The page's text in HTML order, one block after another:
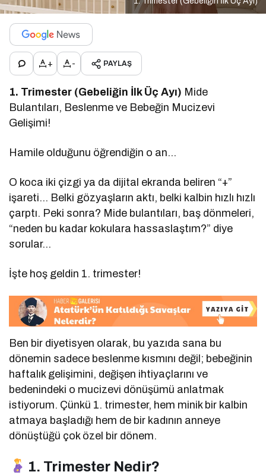
+ - PAYLAŞ
1. Trimester (Gebeliğin İlk Üç Ayı) Mide
Bulantıları, Beslenme ve Bebeğin Mucizevi
Gelişimi!
Hamile olduğunu öğrendiğin o an…
O koca iki çizgi ya da dijital ekranda beliren “+”
işareti… Belki gözyaşların aktı, belki kalbin hızlı hızlı
çarptı. Peki sonra? Mide bulantıları, baş dönmeleri,
“neden bu kadar kokulara hassaslaştım?” diye
sorular…
İşte hoş geldin 1. trimester!
Ben bir diyetisyen olarak, bu yazıda sana bu
dönemin sadece beslenme kısmını değil; bebeğinin
haftalık gelişimini, değişen ihtiyaçlarını ve
bedenindeki o mucizevi dönüşümü anlatmak
istiyorum. Çünkü 1. trimester, hem minik bir kalbin
atmaya başladığı hem de bir kadının anneye
dönüştüğü çok özel bir dönem.
1. Trimester Nedir?